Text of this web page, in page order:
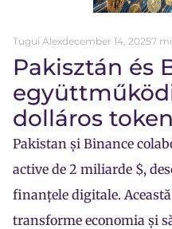
Tugui Alexdecember 14, 20257
Pakisztán és
dolláros
Pakistan și Binance
active de 2 miliarde $,
finanțele digitale.
transforme economia și